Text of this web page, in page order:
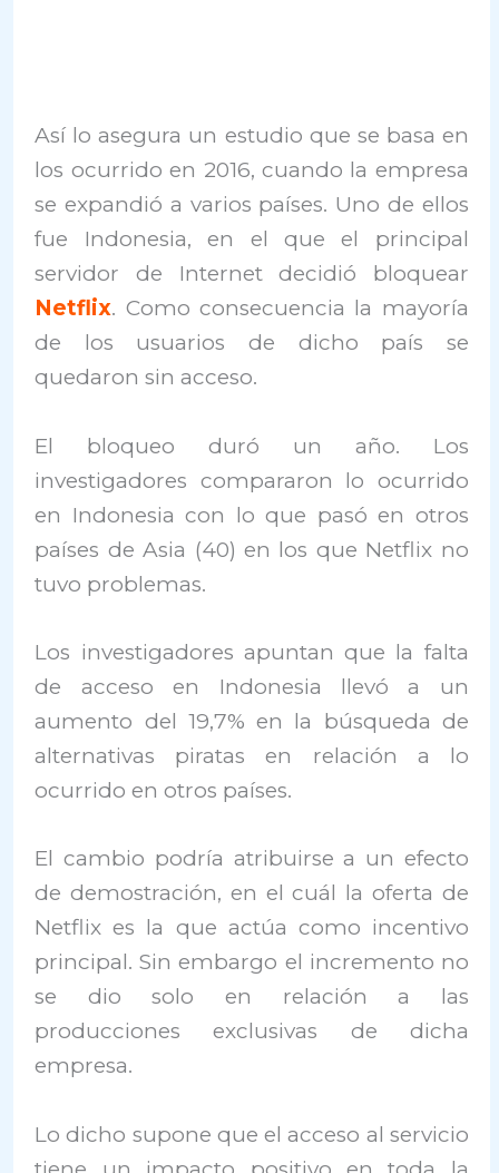
Así lo asegura un estudio que se basa en
los ocurrido en 2016, cuando la empresa
se expandió a varios países. Uno de ellos
fue Indonesia, en el que el principal
servidor de Internet decidió bloquear
Netflix. Como consecuencia la mayoría
de los usuarios de dicho país se
quedaron sin acceso.
El bloqueo duró un año. Los
investigadores compararon lo ocurrido
en Indonesia con lo que pasó en otros
países de Asia (40) en los que Netflix no
tuvo problemas.
Los investigadores apuntan que la falta
de acceso en Indonesia llevó a un
aumento del 19,7% en la búsqueda de
alternativas piratas en relación a lo
ocurrido en otros países.
El cambio podría atribuirse a un efecto
de demostración, en el cuál la oferta de
Netflix es la que actúa como incentivo
principal. Sin embargo el incremento no
se dio solo en relación a las
producciones exclusivas de dicha
empresa.
Lo dicho supone que el acceso al servicio